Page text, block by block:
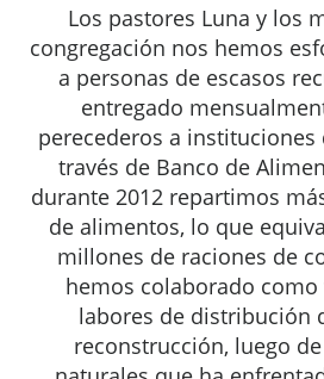
Los pastores Luna y los
congregación nos hemos
a personas de escasos
entregado
perecederos a instituciones
través de Banco de
durante 2012 repartimos
de alimentos, lo que
millones de raciones de
hemos colaborado
labores de distribución
reconstrucción, luego